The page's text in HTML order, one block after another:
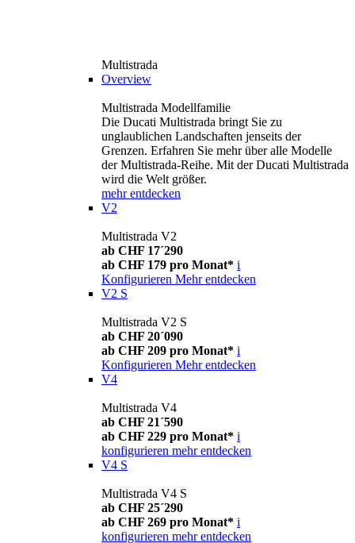
Multistrada
Overview
Multistrada Modellfamilie
Die Ducati Multistrada bringt Sie zu
unglaublichen Landschaften jenseits der
Grenzen. Erfahren Sie mehr über alle Modelle
der Multistrada-Reihe. Mit der Ducati Multistrada
wird die Welt größer.
mehr entdecken
V2
Multistrada V2
ab CHF 17´290
ab CHF 179 pro Monat* i
Konfigurieren Mehr entdecken
V2 S
Multistrada V2 S
ab CHF 20´090
ab CHF 209 pro Monat* i
Konfigurieren Mehr entdecken
V4
Multistrada V4
ab CHF 21´590
ab CHF 229 pro Monat* i
konfigurieren mehr entdecken
V4 S
Multistrada V4 S
ab CHF 25´290
ab CHF 269 pro Monat* i
konfigurieren mehr entdecken